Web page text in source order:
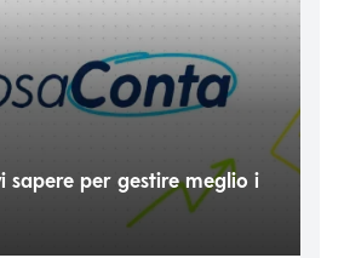
sapere per gestire meglio i